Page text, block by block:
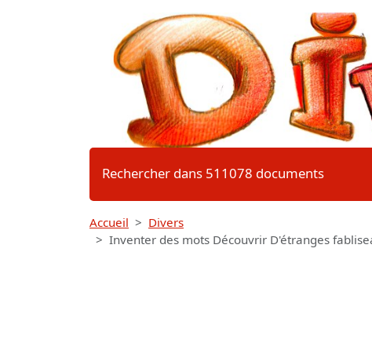
Rechercher dans 511078 documents
Accueil
Divers
Inventer des mots Découvrir D'étranges